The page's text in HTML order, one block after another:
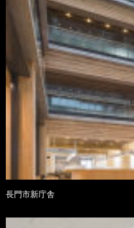
長門市新庁舎